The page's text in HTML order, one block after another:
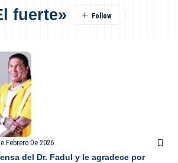
fuerte»
Febrero De 2026
del Dr. Fadul y le agradece por